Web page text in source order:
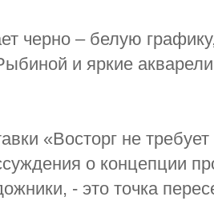
черно – белую
и яркие
«Восторг не
о концепции
- это точка